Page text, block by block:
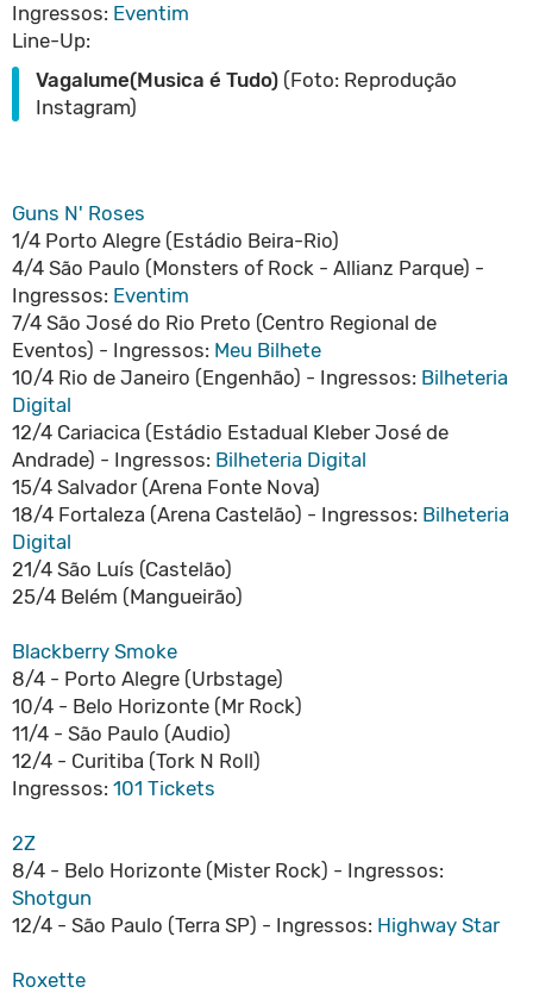
Ingressos: Eventim
Line-Up:
Vagalume(Musica é Tudo) (Foto: Reprodução
Instagram)
Guns N' Roses
1/4 Porto Alegre (Estádio Beira-Rio)
4/4 São Paulo (Monsters of Rock - Allianz Parque) -
Ingressos: Eventim
7/4 São José do Rio Preto (Centro Regional de
Eventos) - Ingressos: Meu Bilhete
10/4 Rio de Janeiro (Engenhão) - Ingressos: Bilheteria
Digital
12/4 Cariacica (Estádio Estadual Kleber José de
Andrade) - Ingressos: Bilheteria Digital
15/4 Salvador (Arena Fonte Nova)
18/4 Fortaleza (Arena Castelão) - Ingressos: Bilheteria
Digital
21/4 São Luís (Castelão)
25/4 Belém (Mangueirão)
Blackberry Smoke
8/4 - Porto Alegre (Urbstage)
10/4 - Belo Horizonte (Mr Rock)
11/4 - São Paulo (Audio)
12/4 - Curitiba (Tork N Roll)
Ingressos: 101 Tickets
2Z
8/4 - Belo Horizonte (Mister Rock) - Ingressos:
Shotgun
12/4 - São Paulo (Terra SP) - Ingressos: Highway Star
Roxette